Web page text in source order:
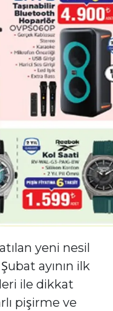
yeni nesil
ayının ilk
ile dikkat
pişirme ve